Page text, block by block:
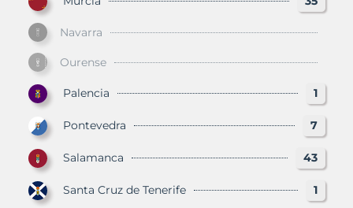
Navarra
Ourense
Palencia 1
Pontevedra 7
Salamanca 43
Santa Cruz de Tenerife 1